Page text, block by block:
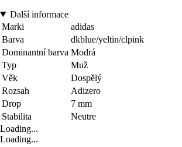
Další informace
Marki
adidas
Barva
dkblue/yeltin/clpink
Dominantní barva Modrá
Typ
Muž
Věk
Dospělý
Rozsah
Adizero
Drop
7 mm
Stabilita
Neutre
Loading...
Loading...